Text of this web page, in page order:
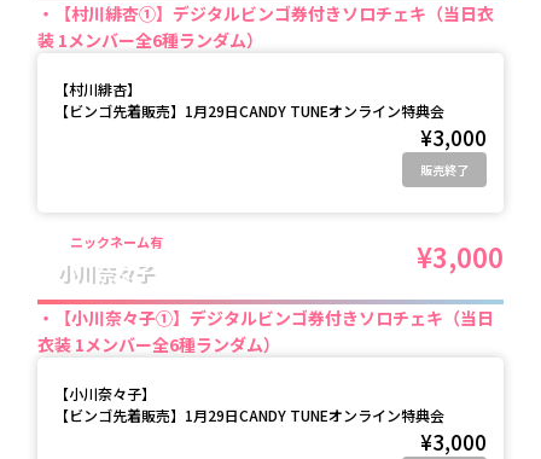
【村川緋杏①】デジタルビンゴ券付きソロチェキ（当日衣
装 1メンバー全6種ランダム）
【村川緋杏】
【ビンゴ先着販売】1月29日CANDY TUNEオンライン特典会
¥3,000
販売終了
ニックネーム有
小川奈々子 ¥3,000
【小川奈々子①】デジタルビンゴ券付きソロチェキ（当日
衣装 1メンバー全6種ランダム）
【小川奈々子】
【ビンゴ先着販売】1月29日CANDY TUNEオンライン特典会
¥3,000